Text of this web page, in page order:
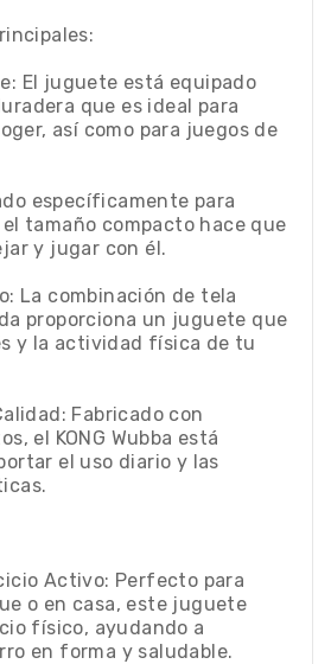
El juguete está equipado
que es ideal para
así como para juegos de
específicamente para
tamaño compacto hace que
y jugar con él.
La combinación de tela
proporciona un juguete que
y la actividad física de tu
Fabricado con
el KONG Wubba está
el uso diario y las
Activo: Perfecto para
o en casa, este juguete
físico, ayudando a
en forma y saludable.